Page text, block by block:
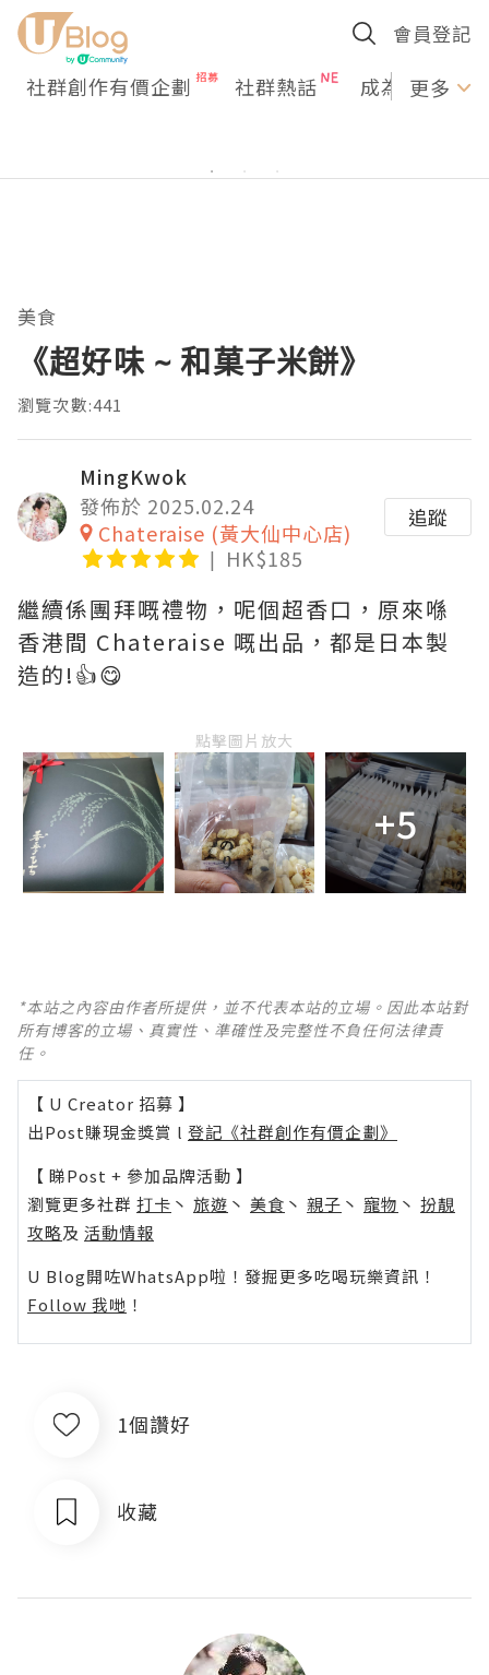
會員登記
社群創作有價企劃 社群熱話 成為U更多
美食
《超好味 ~ 和菓子米餅》
瀏覽次數:441
MingKwok
發佈於 2025.02.24
Chateraise (黃大仙中心店)
HK$185
追蹤
繼續係團拜嘅禮物，呢個超香口，原來喺
香港間 Chateraise 嘅出品，都是日本製
造的!👍😋
點擊圖片放大
+5
*本站之內容由作者所提供，並不代表本站的立場。因此本站對
所有博客的立場、真實性、準確性及完整性不負任何法律責
任。
【 U Creator 招募 】
出Post賺現金獎賞 l 登記《社群創作有價企劃》
【 睇Post + 參加品牌活動 】
瀏覽更多社群 打卡 丶 旅遊 丶 美食 丶 親子 丶 寵物 丶 扮靚
攻略及 活動情報
U Blog開咗WhatsApp啦！發掘更多吃喝玩樂資訊！
Follow 我哋 ！
1個讚好
收藏